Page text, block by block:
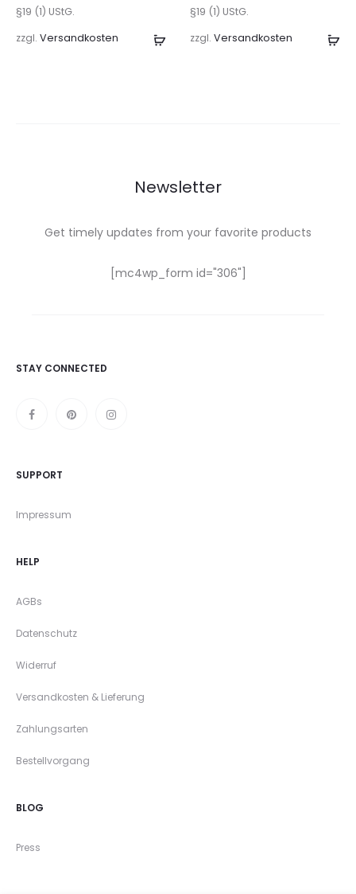
Ausführung
§19 (1) UStG.
zzgl. Versandkosten
§19 (1) UStG.
zzgl. Versandkosten
Newsletter
Get timely updates from your favorite products
[mc4wp_form id="306"]
STAY CONNECTED
SUPPORT
Impressum
HELP
AGBs
Datenschutz
Widerruf
Versandkosten & Lieferung
Zahlungsarten
Bestellvorgang
BLOG
Press